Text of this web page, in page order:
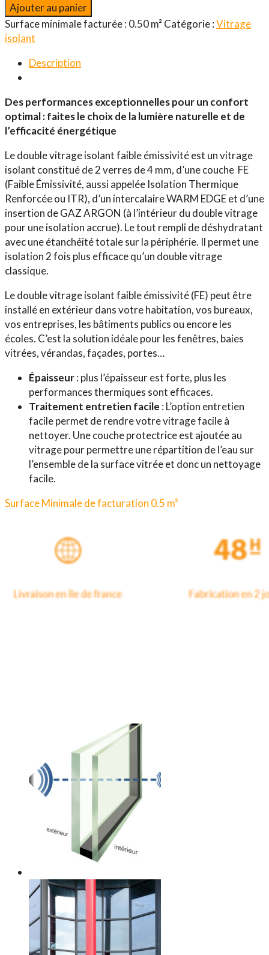
Ajouter au panier
Surface minimale facturée : 0.50 m² Catégorie :Vitrage
isolant
Description
Des performances exceptionnelles pour un confort
optimal : faites le choix de la lumière naturelle et de
l’efficacité énergétique
Le double vitrage isolant faible émissivité est un vitrage
isolant constitué de 2 verres de 4 mm, d’une couche FE
(Faible Émissivité, aussi appelée Isolation Thermique
Renforcée ou ITR), d’un intercalaire WARM EDGE et d’une
insertion de GAZ ARGON (à l’intérieur du double vitrage
pour une isolation accrue). Le tout rempli de déshydratant
avec une étanchéité totale sur la périphérie. Il permet une
isolation 2 fois plus efficace qu’un double vitrage
classique.
Le double vitrage isolant faible émissivité (FE) peut être
installé en extérieur dans votre habitation, vos bureaux,
vos entreprises, les bâtiments publics ou encore les
écoles. C’est la solution idéale pour les fenêtres, baies
vitrées, vérandas, façades, portes…
Épaisseur: plus l’épaisseur est forte, plus les
performances thermiques sont efficaces.
Traitement entretien facile : L’option entretien
facile permet de rendre votre vitrage facile à
nettoyer. Une couche protectrice est ajoutée au
vitrage pour permettre une répartition de l’eau sur
l’ensemble de la surface vitrée et donc un nettoyage
facile.
Surface Minimale de facturation 0.5 m²